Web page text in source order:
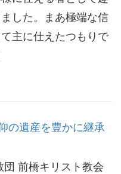
した。まあ極端な信
主に仕えたつもりで
の遺産を豊かに継承
前橋キリスト教会